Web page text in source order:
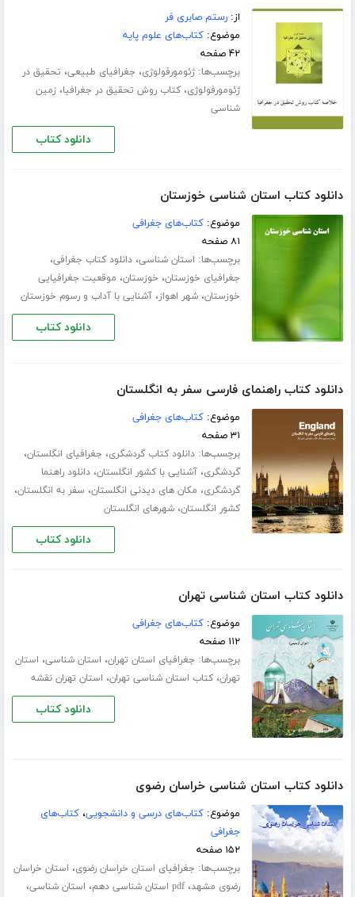
از:رستم صابری فر
موضوع:کتاب‌های علوم پایه
۴۲ صفحه
برچسب‌ها:ژئومورفولوژی، جغرافیای طبیعی، تحقیق در
ژئومورفولوژی،کتاب روش تحقیق در جغرافیا، زمین
شناسی
دانلود کتاب
دانلود کتاب استان شناسی خوزستان
موضوع:کتاب‌های جغرافی
۸۱ صفحه
برچسب‌ها: استان شناسی،دانلود کتاب جغرافی،
جغرافیای خوزستان، خوزستان، موقعیت جغرافیایی
خوزستان،شهر اهواز،آشنایی با آداب و رسوم خوزستان
دانلود کتاب
دانلود کتاب راهنمای فارسی سفر به انگلستان
موضوع:کتاب‌های جغرافی
۳۱ صفحه
برچسب‌ها:دانلود کتاب گردشگری، جغرافیای انگلستان،
گردشگری،آشنایی با کشور انگلستان،دانلود راهنما
گردشگری، مکان های دیدنی انگلستان، سفر به انگلستان،
کشور انگلستان،شهرهای انگلستان
دانلود کتاب
دانلود کتاب استان شناسی تهران
موضوع:کتاب‌های جغرافی
۱۱۲ صفحه
برچسب‌ها: جغرافیای استان تهران، استان شناسی، استان
تهران،کتاب استان شناسی تهران، استان تهران نقشه
دانلود کتاب
دانلود کتاب استان شناسی خراسان رضوی
موضوع:کتاب‌های درسی و دانشجویی،کتاب‌های
جغرافی
۱۵۲ صفحه
برچسب‌ها: جغرافیای استان خراسان رضوی، استان خراسان
رضوی مشهد،pdf استان شناسی دهم ، استان شناسی،